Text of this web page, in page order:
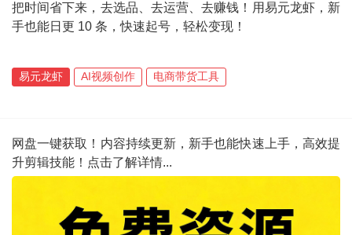
把时间省下来，去选品、去运营、去赚钱！用易元龙虾，新
手也能日更 10 条，快速起号，轻松变现！
易元龙虾 AI视频创作 电商带货工具
网盘一键获取！内容持续更新，新手也能快速上手，高效提
升剪辑技能！点击了解详情...